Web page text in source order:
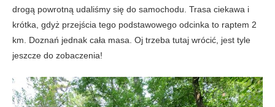
drogą powrotną udaliśmy się do samochodu. Trasa ciekawa i
krótka, gdyż przejścia tego podstawowego odcinka to raptem 2
km. Doznań jednak cała masa. Oj trzeba tutaj wrócić, jest tyle
jeszcze do zobaczenia!